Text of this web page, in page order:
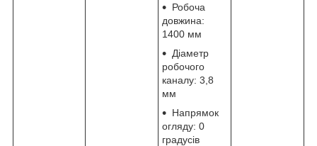
Робоча
довжина:
1400 мм
Діаметр
робочого
каналу: 3,8
мм
Напрямок
огляду: 0
градусів